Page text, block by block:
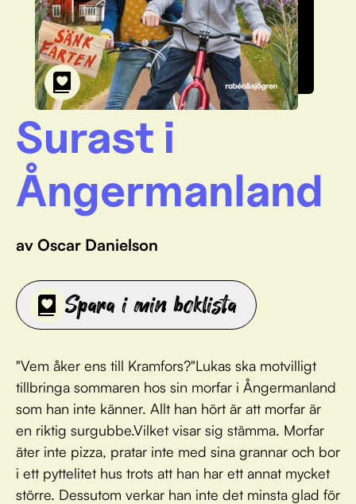
Surast i
Ångermanland
av Oscar Danielson
Spara i min boklista
"Vem åker ens till Kramfors?"Lukas ska motvilligt
tillbringa sommaren hos sin morfar i Ångermanland
som han inte känner. Allt han hört är att morfar är
en riktig surgubbe.Vilket visar sig stämma. Morfar
äter inte pizza, pratar inte med sina grannar och bor
i ett pyttelitet hus trots att han har ett annat mycket
större. Dessutom verkar han inte det minsta glad för